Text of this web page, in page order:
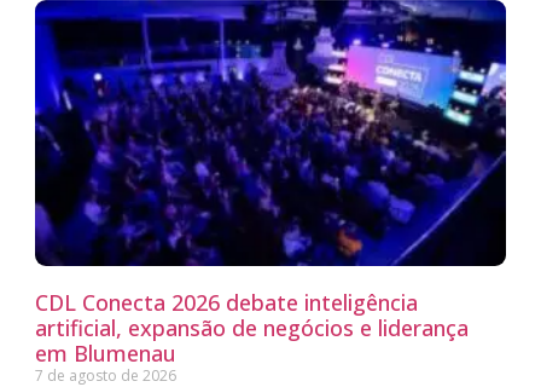
CDL Conecta 2026 debate inteligência
artificial, expansão de negócios e liderança
em Blumenau
7 de agosto de 2026